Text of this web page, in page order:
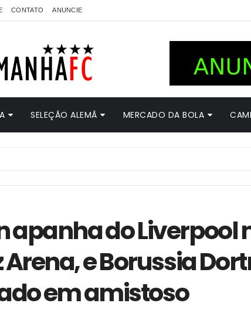
CONTATO ANUNCIE
SELEÇÃO ALEMÃ MERCADO DA BOLA
apanha do Liverpool
e Borussia
em amistoso